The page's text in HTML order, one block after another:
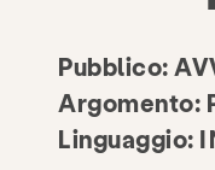
Pubblico:
Argomento:
Linguaggio: